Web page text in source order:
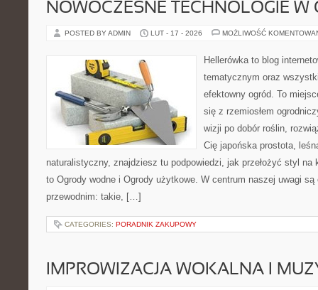
NOWOCZESNE TECHNOLOGIE W
POSTED BY ADMIN LUT - 17 - 2026 MOŻLIWOŚĆ
Hellerówka to blog
tematycznym oraz
efektowny ogród. To
się z rzemiosłem
wizji po dobór roślin,
Cię japońska prostota,
naturalistyczny, znajdziesz tu podpowiedzi, jak przełożyć styl na
to Ogrody wodne i Ogrody użytkowe. W centrum naszej uwagi
przewodnim: takie, […]
CATEGORIES: PORADNIK ZAKUPOWY
IMPROWIZACJA WOKALNA I